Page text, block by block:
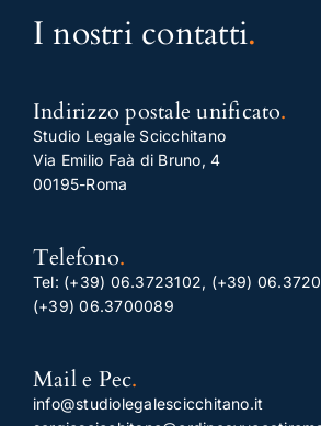
I nostri contatti.
Indirizzo postale unificato.
Studio Legale Scicchitano
Via Emilio Faà di Bruno, 4
00195-Roma
Telefono.
Tel: (+39) 06.3723102, (+39)
(+39) 06.3700089
Mail e Pec.
info@studiolegalescicchitano.it